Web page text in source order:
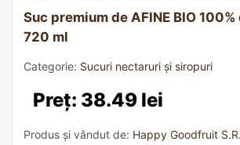
Suc premium de AFINE BIO
720 ml
Categorie: Sucuri nectaruri și siropuri
Preț: 38.49 lei
Produs și vândut de: Happy Goodfruit